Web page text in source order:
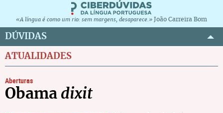
«A língua é como um rio: sem margens, desaparece.» João Carreira Bom
DÚVIDAS
ATUALIDADES
Aberturas
Obama dixit